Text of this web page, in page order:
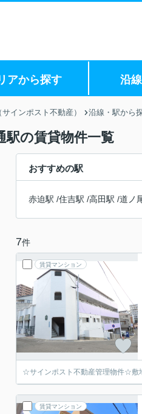
アから探す 沿
インポスト不動産） 沿線・駅から
駅の賃貸物件一覧
おすすめの駅
赤迫駅 /住吉駅 /高田駅 /道ノ
7件
賃貸マンション
☆サインポスト不動産管理物件☆敷
賃貸マンション